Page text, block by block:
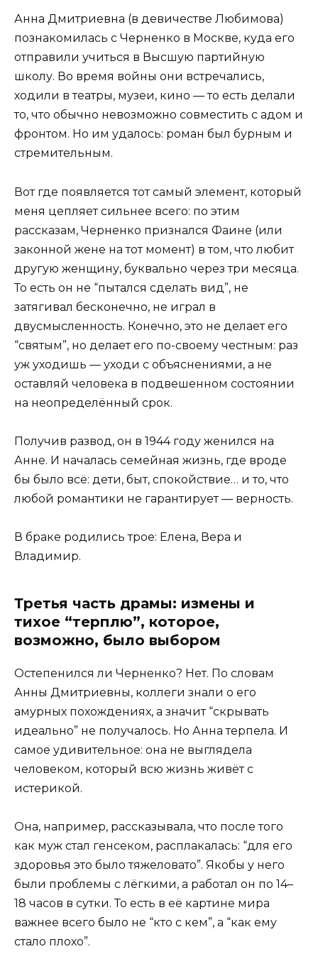
Анна Дмитриевна (в девичестве Любимова)
познакомилась с Черненко в Москве, куда его
отправили учиться в Высшую партийную
школу. Во время войны они встречались,
ходили в театры, музеи, кино — то есть делали
то, что обычно невозможно совместить с адом и
фронтом. Но им удалось: роман был бурным и
стремительным.
Вот где появляется тот самый элемент, который
меня цепляет сильнее всего: по этим
рассказам, Черненко признался Фаине (или
законной жене на тот момент) в том, что любит
другую женщину, буквально через три месяца.
То есть он не “пытался сделать вид”, не
затягивал бесконечно, не играл в
двусмысленность. Конечно, это не делает его
“святым”, но делает его по-своему честным: раз
уж уходишь — уходи с объяснениями, а не
оставляй человека в подвешенном состоянии
на неопределённый срок.
Получив развод, он в 1944 году женился на
Анне. И началась семейная жизнь, где вроде
бы было всё: дети, быт, спокойствие… и то, что
любой романтики не гарантирует — верность.
В браке родились трое: Елена, Вера и
Владимир.
Третья часть драмы: измены и
тихое “терплю”, которое,
возможно, было выбором
Остепенился ли Черненко? Нет. По словам
Анны Дмитриевны, коллеги знали о его
амурных похождениях, а значит “скрывать
идеально” не получалось. Но Анна терпела. И
самое удивительное: она не выглядела
человеком, который всю жизнь живёт с
истерикой.
Она, например, рассказывала, что после того
как муж стал генсеком, расплакалась: “для его
здоровья это было тяжеловато”. Якобы у него
были проблемы с лёгкими, а работал он по 14–
18 часов в сутки. То есть в её картине мира
важнее всего было не “кто с кем”, а “как ему
стало плохо”.